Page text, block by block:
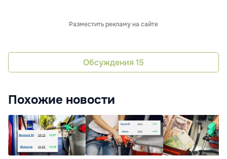
Разместить рекламу на сайте
Обсуждения 15
Похожие новости